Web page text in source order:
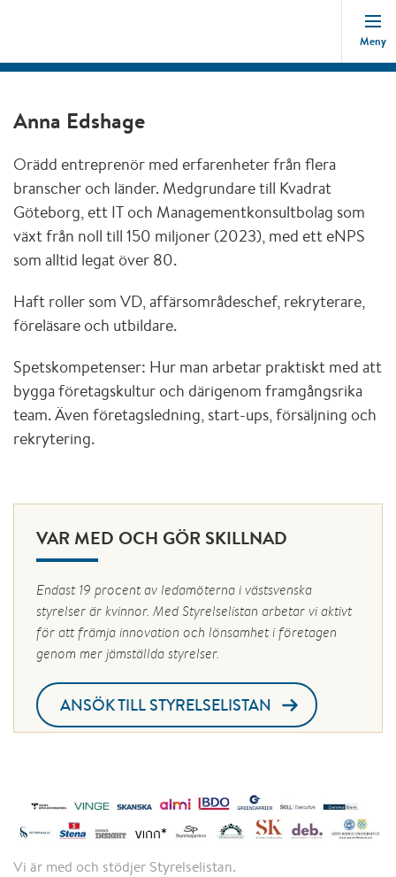
Meny
Anna Edshage
Orädd entreprenör med erfarenheter från flera
branscher och länder. Medgrundare till Kvadrat
Göteborg, ett IT och Managementkonsultbolag som
växt från noll till 150 miljoner (2023), med ett eNPS
som alltid legat över 80.
Haft roller som VD, affärsområdeschef, rekryterare,
föreläsare och utbildare.
Spetskompetenser: Hur man arbetar praktiskt med att
bygga företagskultur och därigenom framgångsrika
team. Även företagsledning, start-ups, försäljning och
rekrytering.
VAR MED OCH GÖR SKILLNAD
Endast 19 procent av ledamöterna i västsvenska
styrelser är kvinnor. Med Styrelselistan arbetar vi aktivt
för att främja innovation och lönsamhet i företagen
genom mer jämställda styrelser.
ANSÖK TILL STYRELSELISTAN
Vi är med och stödjer Styrelselistan.